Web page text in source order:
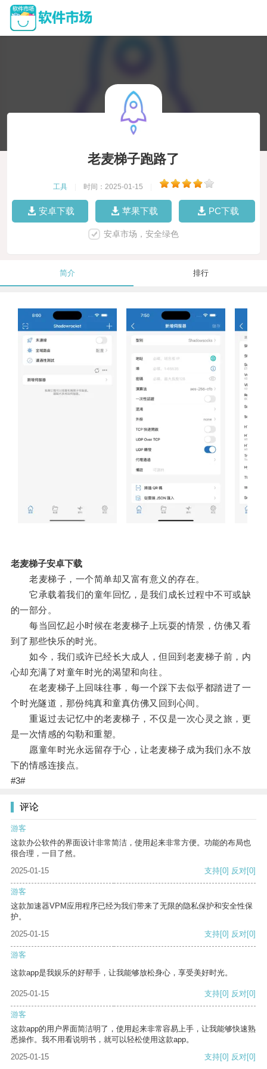
老麦梯子跑路了
工具 时间：2025-01-15
安卓下载 苹果下载 PC下载
安卓市场，安全绿色
简介 排行
老麦梯子安卓下载
老麦梯子，一个简单却又富有意义的存在。
它承载着我们的童年回忆，是我们成长过程中不可或缺
的一部分。
每当回忆起小时候在老麦梯子上玩耍的情景，仿佛又看
到了那些快乐的时光。
如今，我们或许已经长大成人，但回到老麦梯子前，内
心却充满了对童年时光的渴望和向往。
在老麦梯子上回味往事，每一个踩下去似乎都踏进了一
个时光隧道，那份纯真和童真仿佛又回到心间。
重返过去记忆中的老麦梯子，不仅是一次心灵之旅，更
是一次情感的勾勒和重塑。
愿童年时光永远留存于心，让老麦梯子成为我们永不放
下的情感连接点。
#3#
评论
游客
这款办公软件的界面设计非常简洁，使用起来非常方便。功能的布局也
很合理，一目了然。
2025-01-15
支持[0] 反对[0]
游客
这款加速器VPM应用程序已经为我们带来了无限的隐私保护和安全性保
护。
2025-01-15
支持[0] 反对[0]
游客
这款app是我娱乐的好帮手，让我能够放松身心，享受美好时光。
2025-01-15 支持[0] 反对[0]
游客
这款app的用户界面简洁明了，使用起来非常容易上手，让我能够快速熟
悉操作。我不用看说明书，就可以轻松使用这款app。
2025-01-15
支持[0] 反对[0]